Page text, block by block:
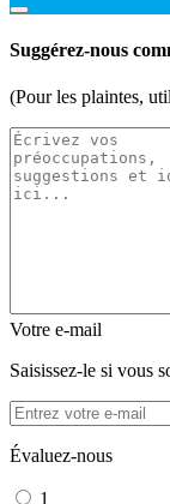
Suggérez-nous
(Pour les plaintes,
Votre e-mail
Saisissez-le si vous
Évaluez-nous
1